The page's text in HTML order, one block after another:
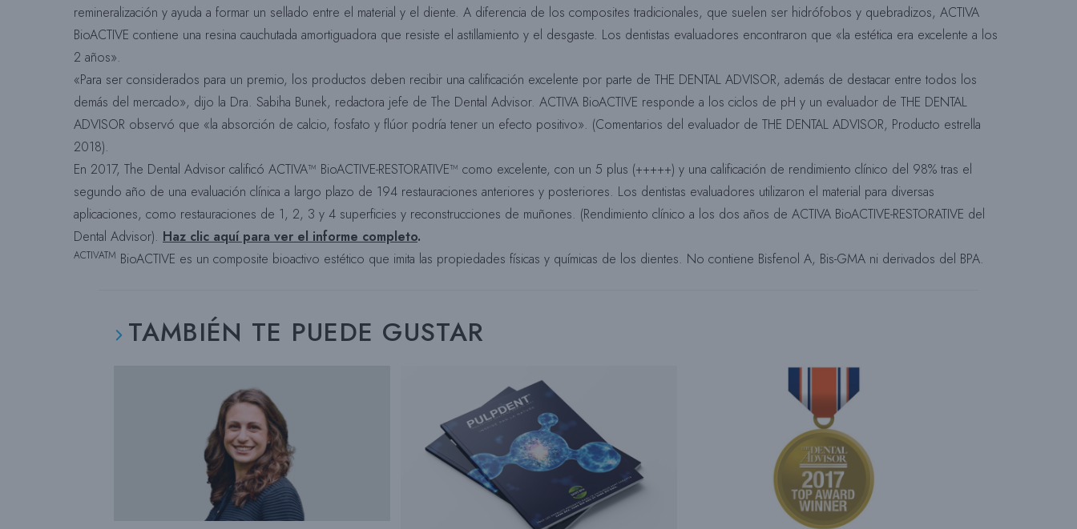
Ú
S
U
remineralización y ayuda a formar un sellado entre el material y el diente. A diferencia de los composites tradicionales, que suelen ser hidrófobos y quebradizos, ACTIVA
BioACTIVE contiene una resina cauchutada amortiguadora que resiste el astillamiento y el desgaste. Los dentistas evaluadores encontraron que «la estética era excelente a los
2 años».
«Para ser considerados para un premio, los productos deben recibir una calificación excelente por parte de THE DENTAL ADVISOR, además de destacar entre todos los
demás del mercado», dijo la Dra. Sabiha Bunek, redactora jefe de The Dental Advisor. ACTIVA BioACTIVE responde a los ciclos de pH y un evaluador de THE DENTAL
ADVISOR observó que «la absorción de calcio, fosfato y flúor podría tener un efecto positivo». (Comentarios del evaluador de THE DENTAL ADVISOR, Producto estrella
2018).
En 2017, The Dental Advisor calificó ACTIVA™ BioACTIVE-RESTORATIVE™ como excelente, con un 5 plus (+++++) y una calificación de rendimiento clínico del 98% tras el
segundo año de una evaluación clínica a largo plazo de 194 restauraciones anteriores y posteriores. Los dentistas evaluadores utilizaron el material para diversas
aplicaciones, como restauraciones de 1, 2, 3 y 4 superficies y reconstrucciones de muñones. (Rendimiento clínico a los dos años de ACTIVA BioACTIVE-RESTORATIVE del
Dental Advisor). Haz clic aquí para ver el informe completo.
ACTIVATM BioACTIVE es un composite bioactivo estético que imita las propiedades físicas y químicas de los dientes. No contiene Bisfenol A, Bis-GMA ni derivados del BPA.
TAMBIÉN TE PUEDE GUSTAR